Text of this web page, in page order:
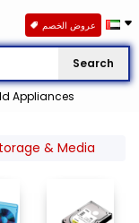
Search
Appliances
عروض الخصم
& Media